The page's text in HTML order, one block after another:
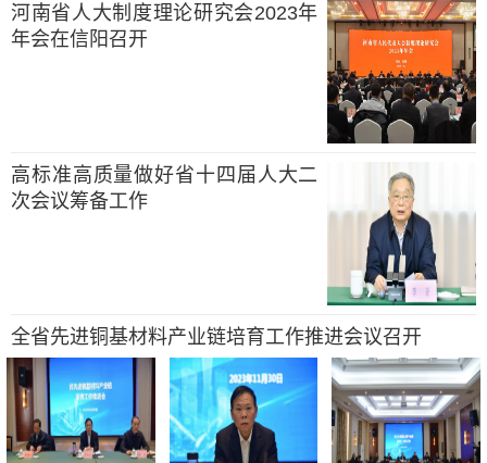
河南省人大制度理论研究会2023年
年会在信阳召开
高标准高质量做好省十四届人大二
次会议筹备工作
全省先进铜基材料产业链培育工作推进会议召开